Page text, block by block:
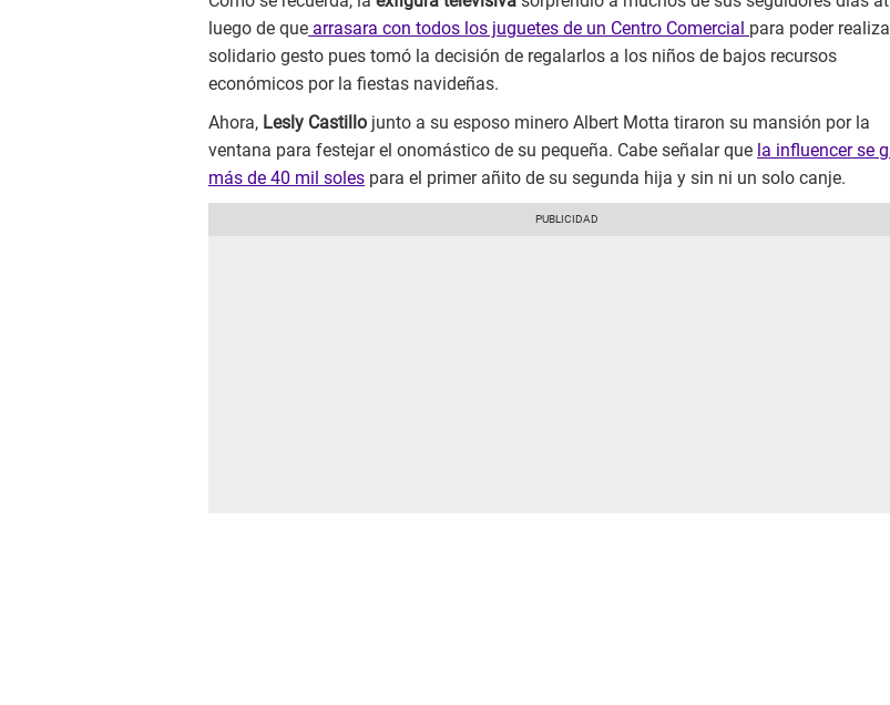
luego de que arrasara con todos los juguetes de un Centro Comercial para poder
solidario gesto pues tomó la decisión de regalarlos a los niños de bajos recursos
económicos por la fiestas navideñas.
Ahora, Lesly Castillo junto a su esposo minero Albert Motta tiraron su mansión por la
ventana para festejar el onomástico de su pequeña. Cabe señalar que la influencer se
más de 40 mil soles para el primer añito de su segunda hija y sin ni un solo canje.